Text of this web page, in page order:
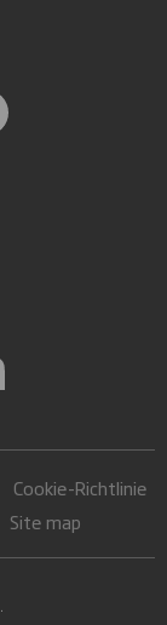
Cookie-Richtlinie
Site map